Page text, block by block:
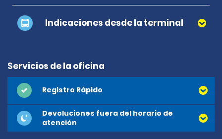
Indicaciones desde la terminal
Servicios de la oficina
Registro Rápido
Devoluciones fuera del horario de
atención